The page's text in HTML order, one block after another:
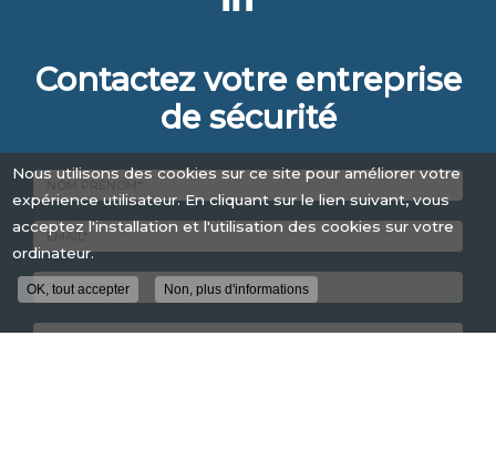
Contactez votre entreprise
de sécurité
Nom
-
Prénom
:
Email
:
*
Tél.
Nous utilisons des cookies sur ce site pour améliorer votre
expérience utilisateur. En cliquant sur le lien suivant, vous
acceptez l'installation et l'utilisation des cookies sur votre
ordinateur.
OK, tout accepter Non, plus d'informations